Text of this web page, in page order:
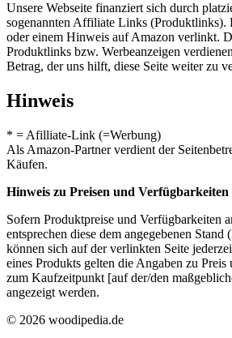
Unsere Webseite finanziert sich durch
sogenannten Affiliate Links (Produktlinks).
oder einem Hinweis auf Amazon verlinkt.
Produktlinks bzw. Werbeanzeigen
Betrag, der uns hilft, diese Seite weiter zu
Hinweis
* = Afilliate-Link (=Werbung)
Als Amazon-Partner verdient der
Käufen.
Hinweis zu Preisen und Verfügbarkeiten
Sofern Produktpreise und Verfügbarkeiten
entsprechen diese dem angegebenen
können sich auf der verlinkten Seite
eines Produkts gelten die Angaben zu
zum Kaufzeitpunkt [auf der/den
angezeigt werden.
© 2026 woodipedia.de